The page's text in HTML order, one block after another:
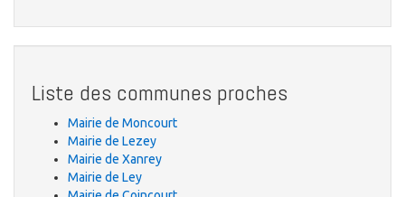
Liste des communes proches
Mairie de Moncourt
Mairie de Lezey
Mairie de Xanrey
Mairie de Ley